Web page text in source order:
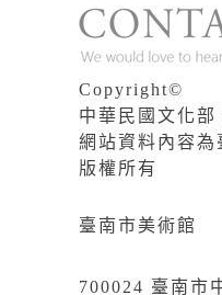
Copyright©
中華民國文化部
網站資料內容為
版權所有
臺南市美術館
700024 臺南市